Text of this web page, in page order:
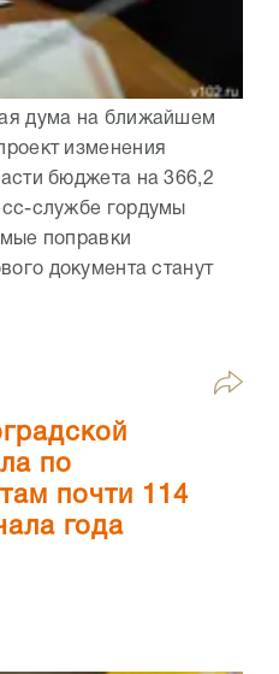
дума на ближайшем
изменения
бюджета на 366,2
службе гордумы
поправки
документа станут
по
почти 114
года